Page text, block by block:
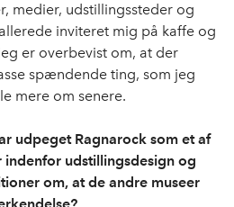
medier, udstillingssteder og
inviteret mig på kaffe og
er overbevist om, at der
spændende ting, som jeg
mere om senere.
udpeget Ragnarock som et af
indenfor udstillingsdesign og
om, at de andre museer